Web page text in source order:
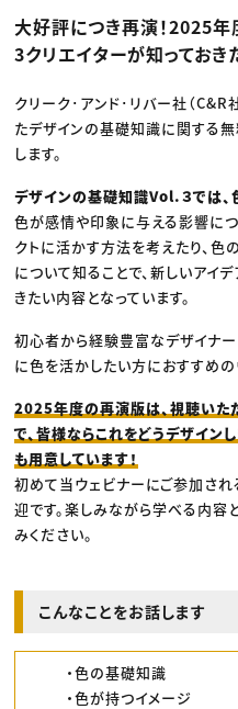
クリエイターインタビュー
C＆R Magazine
ニュース・トレンド トップ
Web
映像
広告
出版
CREATIVE VILLAGEから
大好評につき再演！2025
3クリエイターが知ってお
クリーク･アンド･リバー社（
たデザインの基礎知識に関する
します。
デザインの基礎知識Vol.３では、
色が感情や印象に与える影響につ
クトに活かす方法を考えたり、
について知ることで、新しいアイ
きたい内容となっています。
初心者から経験豊富なデザイナー
に色を活かしたい方におすすめの
2025年度の再演版は、視聴いた
で、皆様ならこれをどうデザイン
も用意しています！
初めて当ウェビナーにご参加さ
迎です。楽しみながら学べる内容
みください。
こんなことをお話します
・色の基礎知識
・色が持つイメージ